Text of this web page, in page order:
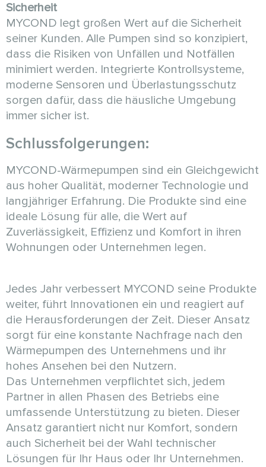
Sicherheit
MYCOND legt großen Wert auf die Sicherheit
seiner Kunden. Alle Pumpen sind so konzipiert,
dass die Risiken von Unfällen und Notfällen
minimiert werden. Integrierte Kontrollsysteme,
moderne Sensoren und Überlastungsschutz
sorgen dafür, dass die häusliche Umgebung
immer sicher ist.
Schlussfolgerungen:
MYCOND-Wärmepumpen sind ein Gleichgewicht
aus hoher Qualität, moderner Technologie und
langjähriger Erfahrung. Die Produkte sind eine
ideale Lösung für alle, die Wert auf
Zuverlässigkeit, Effizienz und Komfort in ihren
Wohnungen oder Unternehmen legen.
Jedes Jahr verbessert MYCOND seine Produkte
weiter, führt Innovationen ein und reagiert auf
die Herausforderungen der Zeit. Dieser Ansatz
sorgt für eine konstante Nachfrage nach den
Wärmepumpen des Unternehmens und ihr
hohes Ansehen bei den Nutzern.
Das Unternehmen verpflichtet sich, jedem
Partner in allen Phasen des Betriebs eine
umfassende Unterstützung zu bieten. Dieser
Ansatz garantiert nicht nur Komfort, sondern
auch Sicherheit bei der Wahl technischer
Lösungen für Ihr Haus oder Ihr Unternehmen.